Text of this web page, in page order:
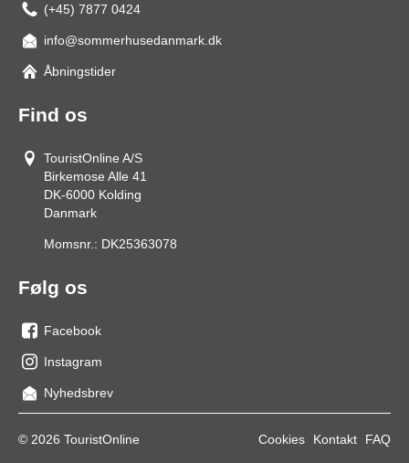
(+45) 7877 0424
info@sommerhusedanmark.dk
Åbningstider
Find os
TouristOnline A/S
Birkemose Alle 41
DK-6000 Kolding
Danmark
Momsnr.: DK25363078
Følg os
os
på
facebook
Facebook
os
på
Instagram
Nyhedsbrev
© 2026 TouristOnline Cookies Kontakt FAQ